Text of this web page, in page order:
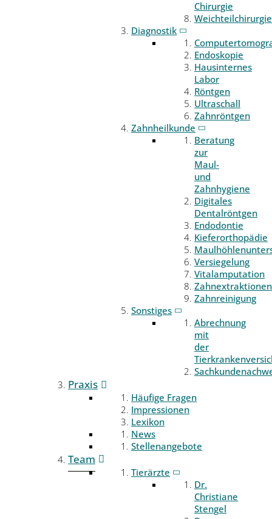
Chirurgie
Weichteilchirurgie
Diagnostik
Endoskopie
Hausinternes
Labor
Röntgen
Ultraschall
Zahnröntgen
Zahnheilkunde
Beratung
zur
Maul-
und
Zahnhygiene
Digitales
Dentalröntgen
Endodontie
Kieferorthopädie
Versiegelung
Vitalamputation
Zahnextraktionen
Zahnreinigung
Sonstiges
Abrechnung
mit
der
Praxis
Häufige Fragen
Impressionen
Lexikon
News
Stellenangebote
Team
Tierärzte
Dr.
Christiane
Stengel